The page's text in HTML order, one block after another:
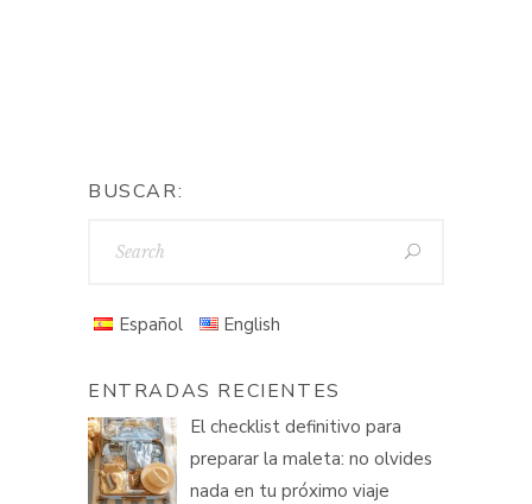
BUSCAR:
Español English
ENTRADAS RECIENTES
El checklist definitivo para
preparar la maleta: no olvides
nada en tu próximo viaje